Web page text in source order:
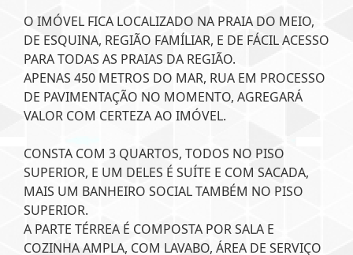
O IMÓVEL FICA LOCALIZADO NA PRAIA DO MEIO,
DE ESQUINA, REGIÃO FAMÍLIAR, E DE FÁCIL ACESSO
PARA TODAS AS PRAIAS DA REGIÃO.
APENAS 450 METROS DO MAR, RUA EM PROCESSO
DE PAVIMENTAÇÃO NO MOMENTO, AGREGARÁ
VALOR COM CERTEZA AO IMÓVEL.
CONSTA COM 3 QUARTOS, TODOS NO PISO
SUPERIOR, E UM DELES É SUÍTE E COM SACADA,
MAIS UM BANHEIRO SOCIAL TAMBÉM NO PISO
SUPERIOR.
A PARTE TÉRREA É COMPOSTA POR SALA E
COZINHA AMPLA, COM LAVABO, ÁREA DE SERVIÇO